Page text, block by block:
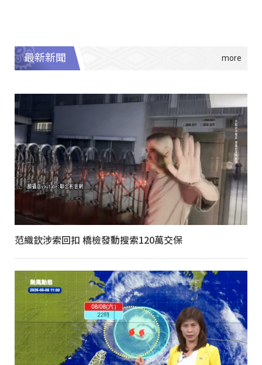
最新新聞
范織欽涉索回扣 橋檢發動搜索120萬交保